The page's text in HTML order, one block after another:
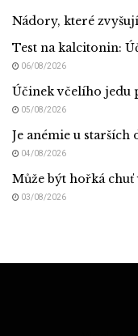
Nádory, které
Test na kalcitonin:
06/08/2026
Účinek včelího jedu
05/08/2026
Je anémie u
04/08/2026
Může být hořká
03/08/2026